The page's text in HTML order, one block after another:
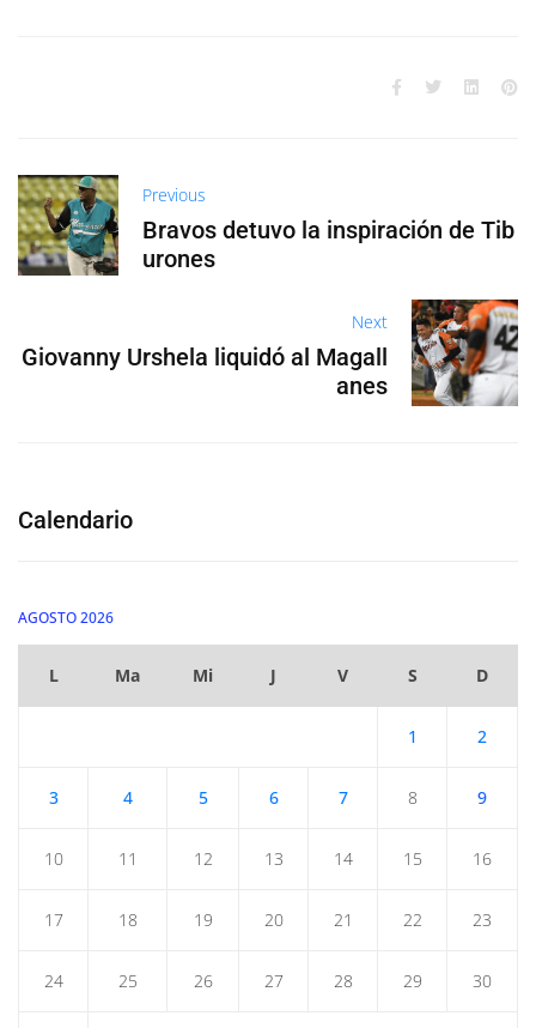
Previous
Bravos detuvo la inspiración de Tib
urones
Next
Giovanny Urshela liquidó al Magall
anes
Calendario
AGOSTO 2026
L Ma Mi J V S D
1 2
3 4 5 6 7 8 9
10 11 12 13 14 15 16
17 18 19 20 21 22 23
24 25 26 27 28 29 30